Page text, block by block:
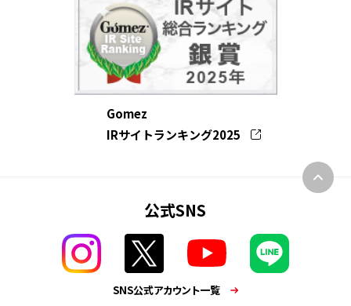
Gomez
IRサイトランキング2025
公式SNS
SNS公式アカウント一覧